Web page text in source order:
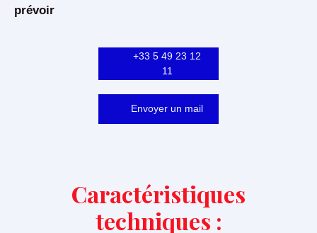
prévoir
+33 5 49 23 12
11
Envoyer un mail
Caractéristiques
techniques :